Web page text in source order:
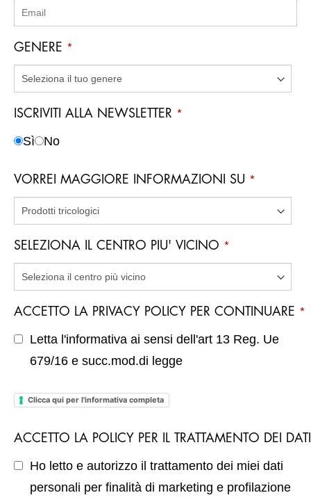
GENERE *
ISCRIVITI ALLA NEWSLETTER *
Sì No
VORREI MAGGIORE INFORMAZIONI SU *
SELEZIONA IL CENTRO PIU' VICINO *
ACCETTO LA PRIVACY POLICY PER CONTINUARE *
Letta l'informativa ai sensi dell'art 13 Reg. Ue
679/16 e succ.mod.di legge
Clicca qui per l'informativa completa
ACCETTO LA POLICY PER IL TRATTAMENTO DEI
Ho letto e autorizzo il trattamento dei miei dati
personali per finalità di marketing e profilazione